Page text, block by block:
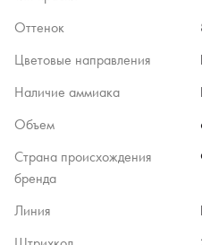
Оттенок
Цветовые направления
Наличие аммиака
Объем
Страна происхождения
бренда
Линия